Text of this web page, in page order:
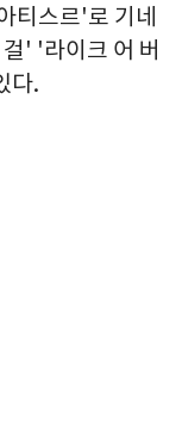
티스르'로 기네
' '라이크 어 버
다.